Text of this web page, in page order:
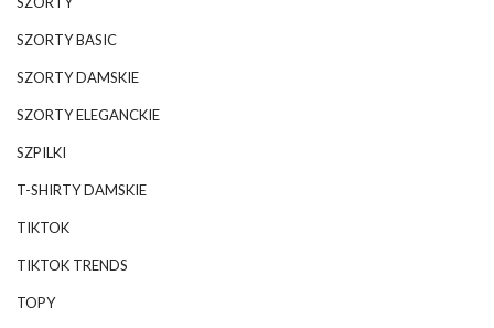
SZORTY BASIC
SZORTY DAMSKIE
SZORTY ELEGANCKIE
SZPILKI
T-SHIRTY DAMSKIE
TIKTOK
TIKTOK TRENDS
TOPY